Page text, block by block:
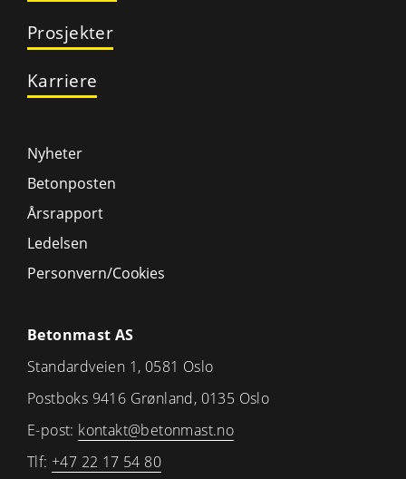
Prosjekter
Karriere
Nyheter
Betonposten
Årsrapport
Ledelsen
Personvern/Cookies
Betonmast AS
Standardveien 1, 0581 Oslo
Postboks 9416 Grønland, 0135 Oslo
E-post: kontakt@betonmast.no
Tlf: +47 22 17 54 80